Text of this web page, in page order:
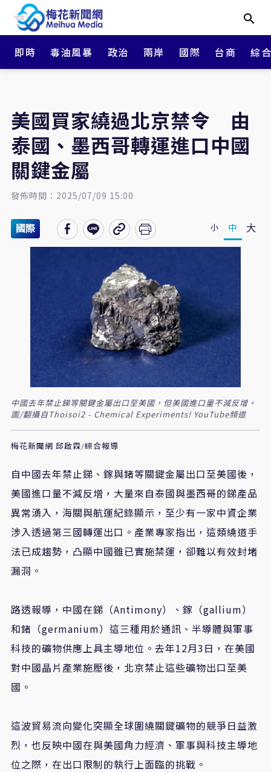
即時 毒油風暴 政治 兩岸 國際 台商 綜
美國買家繞過北京禁令 由
泰國、墨西哥轉運進口中國
關鍵金屬
發佈時間：2025/07/09 15:00
國際 小 中 大
中國去年禁止銻等關鍵金屬出口至美國，但美國進口量不減反增。
圖/翻攝自Thoisoi2 - Chemical Experiments! YouTube頻道
梅花新聞網 邱啟霖/綜合報導
自中國去年禁止銻、鎵與鍺等關鍵金屬出口至美國後，
美國進口量不減反增，大量來自泰國與墨西哥的銻產品
異常湧入，海關與航運紀錄顯示，至少有一家中資企業
涉入透過第三國轉運出口。產業專家指出，這類繞道手
法已成趨勢，凸顯中國雖已實施禁運，卻難以有效封堵
漏洞。
路透報導，中國在銻（Antimony）、鎵（gallium）
和鍺（germanium）這三種用於通訊、半導體與軍事
科技的礦物供應上具主導地位。去年12月3日，在美國
對中國晶片產業施壓後，北京禁止這些礦物出口至美
國。
這波貿易流向變化突顯全球圍繞關鍵礦物的競爭日益激
烈，也反映中國在與美國角力經濟、軍事與科技主導地
位之際，在出口限制的執行上面臨的挑戰。